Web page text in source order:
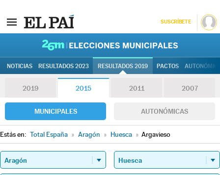
SUSCRÍBETE
NOTICIAS RESULTADOS 2023 RESULTADOS 2019 PACTOS
2019 2015 2011 2007
MUNICIPALES AUTONÓMICAS
Estás en: Total España » Aragón » Huesca » Argavieso